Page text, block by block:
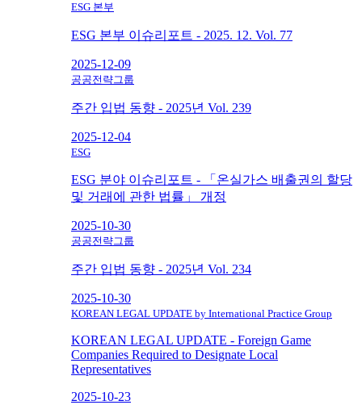
ESG 본부
ESG 본부 이슈리포트 - 2025. 12. Vol. 77
2025-12-09
공공전략그룹
주간 입법 동향 - 2025년 Vol. 239
2025-12-04
ESG
ESG 분야 이슈리포트 - 「온실가스 배출권의 할당
및 거래에 관한 법률」 개정
2025-10-30
공공전략그룹
주간 입법 동향 - 2025년 Vol. 234
2025-10-30
KOREAN LEGAL UPDATE by International Practice Group
KOREAN LEGAL UPDATE - Foreign Game
Companies Required to Designate Local
Representatives
2025-10-23